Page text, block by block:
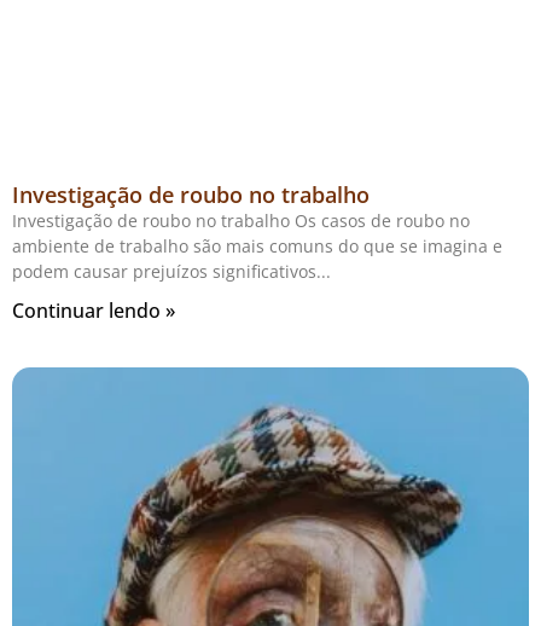
Investigação de roubo no trabalho
Investigação de roubo no trabalho Os casos de roubo no
ambiente de trabalho são mais comuns do que se imagina e
podem causar prejuízos significativos
Continuar lendo »